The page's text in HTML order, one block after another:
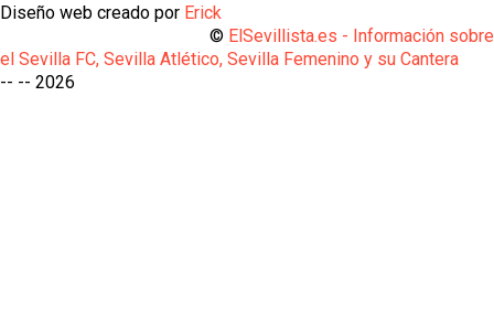
Diseño web creado por Erick
© ElSevillista.es - Información sobre
el Sevilla FC, Sevilla Atlético, Sevilla Femenino y su Cantera
-- -- 2026